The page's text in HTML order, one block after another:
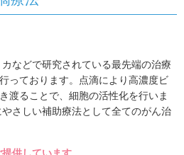
などで研究されている最先端の治療
っております。点滴により高濃度ビ
渡ることで、細胞の活性化を行いま
さしい補助療法として全てのがん治